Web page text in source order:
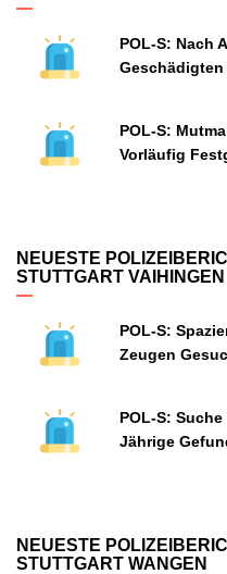
POL-S: Nach
POL-S:
Vorläufig
NEUESTE
STUTTGART VAIHINGEN
POL-S:
Zeugen
POL-S:
Jährige
NEUESTE
STUTTGART WANGEN